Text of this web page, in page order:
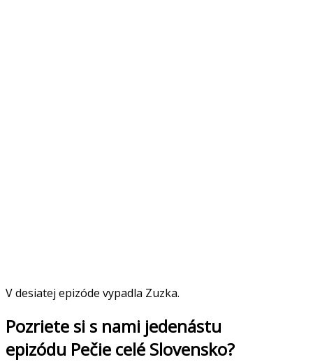
V desiatej epizóde vypadla Zuzka.
Pozriete si s nami jedenástu
epizódu Pečie celé Slovensko?